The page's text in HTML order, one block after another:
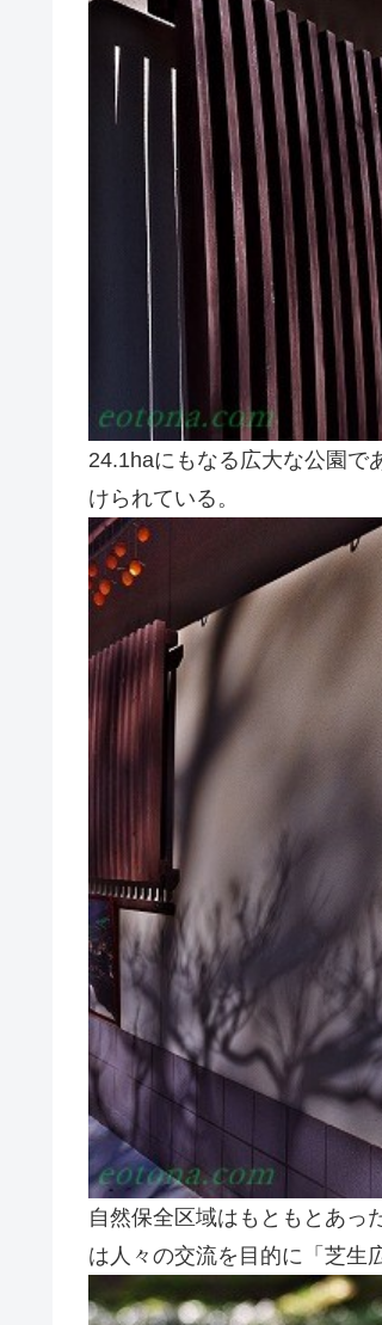
24.1haにもなる広大な公園で
けられている。
自然保全区域はもともとあっ
は人々の交流を目的に「芝生